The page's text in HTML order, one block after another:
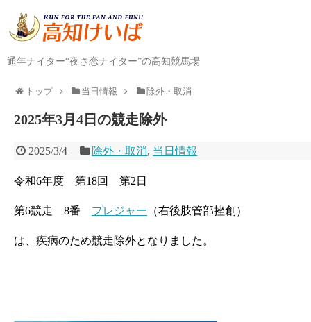
通年ナイター“夜さ恋ナイター”の高知競馬場
トップ 当日情報 除外・取消
2025年3月4日の競走除外
2025/3/4 除外・取消, 当日情報
令和6年度 第18回 第2日
第6競走 8番 プレジャー （右後肢管部挫創）
は、疾病のため競走除外となりました。